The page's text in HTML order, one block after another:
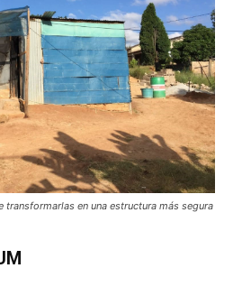
transformarlas en una estructura más segura